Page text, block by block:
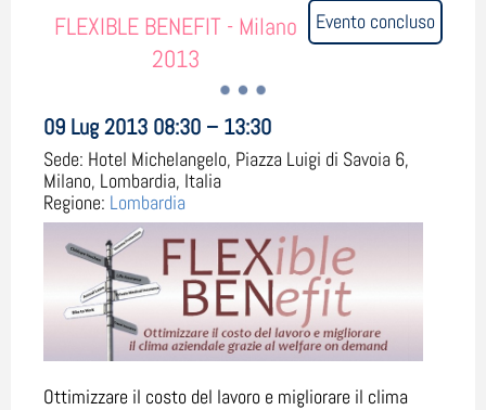
Evento concluso
FLEXIBLE BENEFIT - Milano
2013
09 Lug 2013 08:30 – 13:30
Sede: Hotel Michelangelo, Piazza Luigi di Savoia 6,
Milano, Lombardia, Italia
Regione: Lombardia
Ottimizzare il costo del lavoro e migliorare il clima